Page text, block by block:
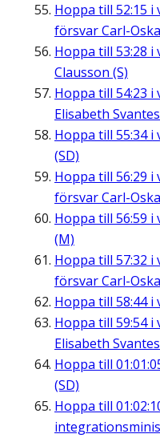
Hoppa till 52:15 i
försvar Carl-
Hoppa till 53:28 i
Clausson (S)
Hoppa till 54:23 i
Elisabeth
Hoppa till 55:34i
(SD)
Hoppa till 56:29 i
försvar Carl-
Hoppa till 56:59 i
(M)
Hoppa till 57:32 i
försvar Carl-
Hoppa till 58:44i
Hoppa till 59:54i
Elisabeth
Hoppa till
(SD)
Hoppa till